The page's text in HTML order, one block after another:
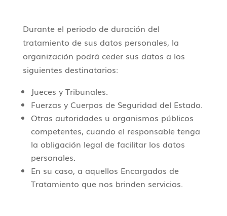
Durante el periodo de duración del
tratamiento de sus datos personales, la
organización podrá ceder sus datos a los
siguientes destinatarios:
Jueces y Tribunales.
Fuerzas y Cuerpos de Seguridad del Estado.
Otras autoridades u organismos públicos
competentes, cuando el responsable tenga
la obligación legal de facilitar los datos
personales.
En su caso, a aquellos Encargados de
Tratamiento que nos brinden servicios.